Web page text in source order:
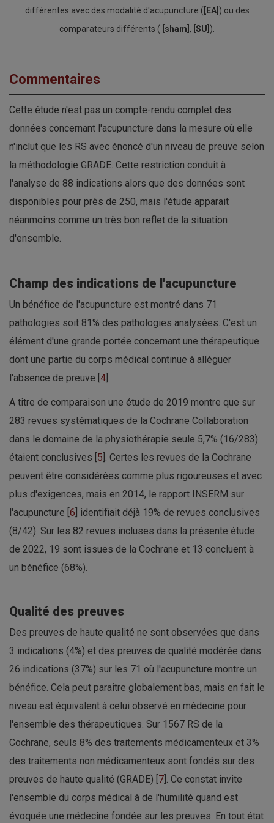
différentes avec des modalité d'acupuncture ( [EA] ) ou des
comparateurs différents ( [sham] , [SU] ).
Commentaires
Cette étude n'est pas un compte-rendu complet des
données concernant l'acupuncture dans la mesure où elle
n'inclut que les RS avec énoncé d'un niveau de preuve selon
la méthodologie GRADE. Cette restriction conduit à
l'analyse de 88 indications alors que des données sont
disponibles pour près de 250, mais l'étude apparait
néanmoins comme un très bon reflet de la situation
d'ensemble.
Champ des indications de l'acupuncture
Un bénéfice de l'acupuncture est montré dans 71
pathologies soit 81% des pathologies analysées. C'est un
élément d'une grande portée concernant une thérapeutique
dont une partie du corps médical continue à alléguer
l'absence de preuve [ 4 ].
A titre de comparaison une étude de 2019 montre que sur
283 revues systématiques de la Cochrane Collaboration
dans le domaine de la physiothérapie seule 5,7% (16/283)
étaient conclusives [ 5 ]. Certes les revues de la Cochrane
peuvent être considérées comme plus rigoureuses et avec
plus d'exigences, mais en 2014, le rapport INSERM sur
l'acupuncture [ 6 ] identifiait déjà 19% de revues conclusives
(8/42). Sur les 82 revues incluses dans la présente étude
de 2022, 19 sont issues de la Cochrane et 13 concluent à
un bénéfice (68%).
Qualité des preuves
Des preuves de haute qualité ne sont observées que dans
3 indications (4%) et des preuves de qualité modérée dans
26 indications (37%) sur les 71 où l'acupuncture montre un
bénéfice. Cela peut paraitre globalement bas, mais en fait le
niveau est équivalent à celui observé en médecine pour
l'ensemble des thérapeutiques. Sur 1567 RS de la
Cochrane, seuls 8% des traitements médicamenteux et 3%
des traitements non médicamenteux sont fondés sur des
preuves de haute qualité (GRADE) [ 7 ]. Ce constat invite
l'ensemble du corps médical à de l'humilité quand est
évoquée une médecine fondée sur les preuves. En tout état